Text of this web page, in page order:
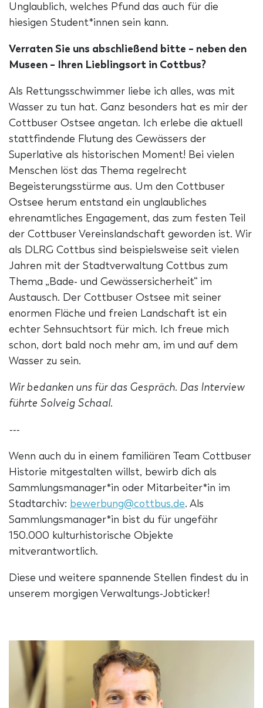
Unglaublich, welches Pfund das auch für die
hiesigen Student*innen sein kann.
Verraten Sie uns abschließend bitte – neben den
Museen – Ihren Lieblingsort in Cottbus?
Als Rettungsschwimmer liebe ich alles, was mit
Wasser zu tun hat. Ganz besonders hat es mir der
Cottbuser Ostsee angetan. Ich erlebe die aktuell
stattfindende Flutung des Gewässers der
Superlative als historischen Moment! Bei vielen
Menschen löst das Thema regelrecht
Begeisterungsstürme aus. Um den Cottbuser
Ostsee herum entstand ein unglaubliches
ehrenamtliches Engagement, das zum festen Teil
der Cottbuser Vereinslandschaft geworden ist. Wir
als DLRG Cottbus sind beispielsweise seit vielen
Jahren mit der Stadtverwaltung Cottbus zum
Thema „Bade- und Gewässersicherheit“ im
Austausch. Der Cottbuser Ostsee mit seiner
enormen Fläche und freien Landschaft ist ein
echter Sehnsuchtsort für mich. Ich freue mich
schon, dort bald noch mehr am, im und auf dem
Wasser zu sein.
Wir bedanken uns für das Gespräch. Das Interview
führte Solveig Schaal.
---
Wenn auch du in einem familiären Team Cottbuser
Historie mitgestalten willst, bewirb dich als
Sammlungsmanager*in oder Mitarbeiter*in im
Stadtarchiv: bewerbung@cottbus.de. Als
Sammlungsmanager*in bist du für ungefähr
150.000 kulturhistorische Objekte
mitverantwortlich.
Diese und weitere spannende Stellen findest du in
unserem morgigen Verwaltungs-Jobticker!